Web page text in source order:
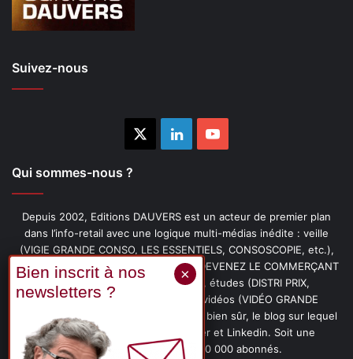
Suivez-nous
LinkedinYouTube
Qui sommes-nous ?
Depuis 2002, Editions DAUVERS est un acteur de premier plan
dans l’info-retail avec une logique multi-médias inédite : veille
(VIGIE GRANDE CONSO, LES ESSENTIELS, CONSOSCOPIE, etc.),
livres (PENSER-CLIENT, IMAGE-PRIX, DEVENEZ LE COMMERÇANT
PRÉFÉRÉ DE VOS CLIENTS, etc.), études (DISTRI PRIX,
PROMOFLASH, DRIVE INSIGHTS), vidéos (VIDÉO GRANDE
CONSO), podcasts (CAFÉ CONSO) et, bien sûr, le blog sur lequel
vous êtes, ainsi que les fils Twitter et Linkedin. Soit une
communauté de plus de 150 000 abonnés.